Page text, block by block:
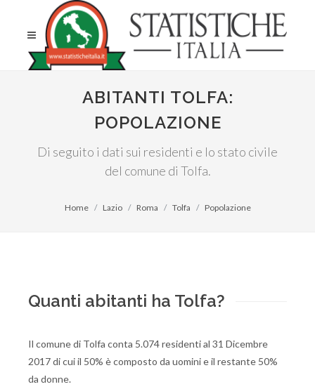
ABITANTI TOLFA:
POPOLAZIONE
Di seguito i dati sui residenti e lo stato civile
del comune di Tolfa.
Home Lazio Roma Tolfa Popolazione
Quanti abitanti ha Tolfa?
Il comune di Tolfa conta 5.074 residenti al 31 Dicembre
2017 di cui il 50% è composto da uomini e il restante 50%
da donne.